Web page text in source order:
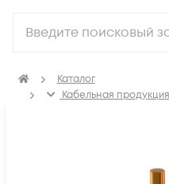
Каталог
Кабельная